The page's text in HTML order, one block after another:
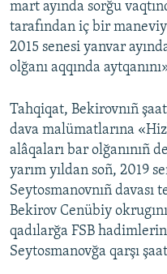
mart ayında sorğu
tarafından iç bir
2015 senesi yanvar
olğanı aqqında
Tahqiqat, Bekirovnıñ
dava malümatlarına
alâqaları bar olğanınıñ
yarım yıldan soñ, 2019
Seytosmanovnıñ davası
Bekirov Cenübiy
qadılarğa FSB
Seytosmanovğa qarşı